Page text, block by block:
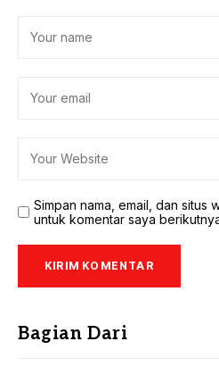
Simpan nama, email, dan situs
untuk komentar saya
Bagian Dari